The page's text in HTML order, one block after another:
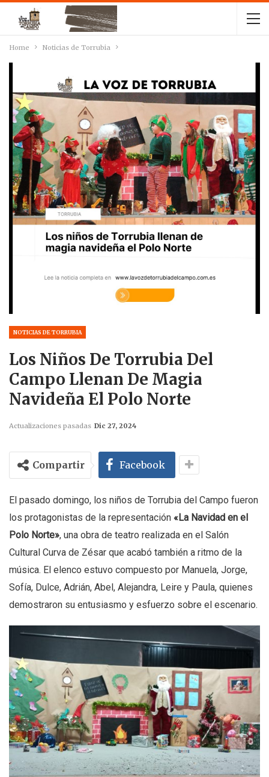
Home Noticias de Torrubia
NOTICIAS DE TORRUBIA
Los Niños De Torrubia Del
Campo Llenan De Magia
Navideña El Polo Norte
Actualizaciones pasadas Dic 27, 2024
Compartir Facebook
El pasado domingo, los niños de Torrubia del Campo fueron
los protagonistas de la representación «La Navidad en el
Polo Norte», una obra de teatro realizada en el Salón
Cultural Curva de Zésar que acabó también a ritmo de la
música. El elenco estuvo compuesto por Manuela, Jorge,
Sofía, Dulce, Adrián, Abel, Alejandra, Leire y Paula, quienes
demostraron su entusiasmo y esfuerzo sobre el escenario.